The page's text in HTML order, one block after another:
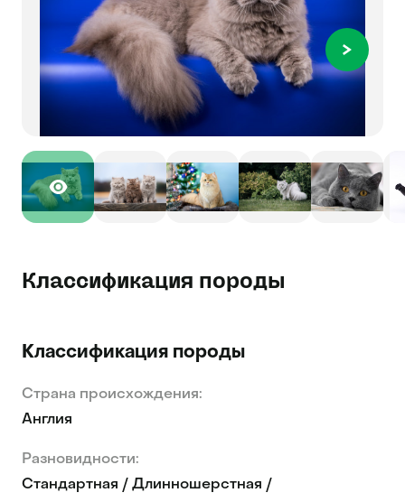
Классификация породы
Классификация породы
Страна происхождения:
Англия
Разновидности:
Cтандартная / Длинношерстная /